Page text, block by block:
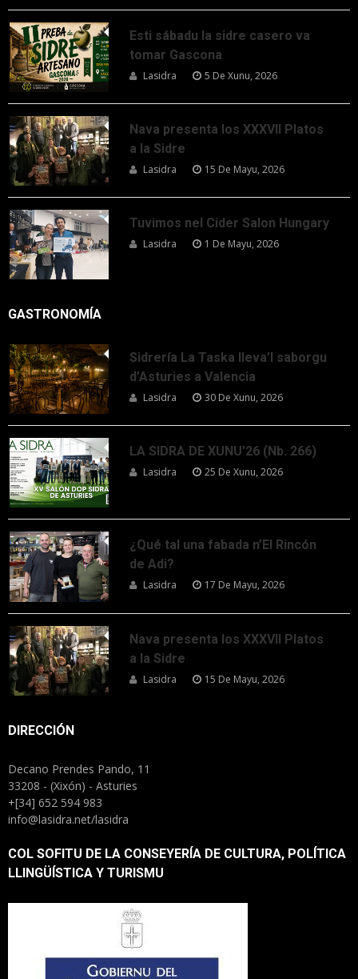
Esti sábadu la sidre casero va
tomar Gascona
Lasidra 5 De Xunu, 2026
Nava presenta los XXXVII Platos
a la Sidre
Lasidra 15 De Mayu, 2026
Tuvimos nel Cider Salon Hungary
Lasidra 1 De Mayu, 2026
GASTRONOMÍA
Sidrería La Taska lleva’l saborgu
d’Asturies a Valencia
Lasidra 30 De Xunu, 2026
LA SIDRA DE XUNU’26 (Nb. 266)
Lasidra 25 De Xunu, 2026
¿Qué tal una fabada n’El Rincón
de Adi?
Lasidra 17 De Mayu, 2026
Nava presenta los XXXVII Platos
a la Sidre
Lasidra 15 De Mayu, 2026
DIRECCIÓN
Decano Prendes Pando, 11
33208 - (Xixón) - Asturies
+[34] 652 594 983
info@lasidra.net/lasidra
COL SOFITU DE LA CONSEYERÍA DE CULTURA, POLÍTICA
LLINGÜÍSTICA Y TURISMU